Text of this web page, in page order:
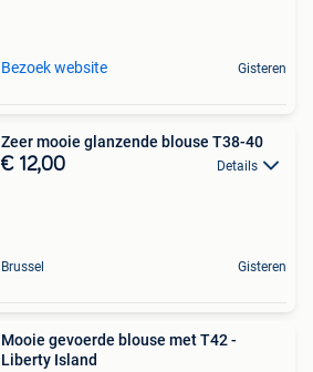
Bezoek website Gisteren
Zeer mooie glanzende blouse T38-40
€ 12,00 Details
Brussel Gisteren
Mooie gevoerde blouse met T42 -
Liberty Island